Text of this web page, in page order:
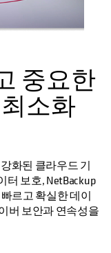
중요한
소화
화된 클라우드 기
터 보호, NetBackup
르고 확실한 데이
버 보안과 연속성을